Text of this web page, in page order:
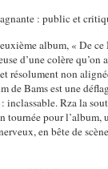
: public et
album, « De
d’une colère
résolument non
de Bams est une
inclassable. Rza la
tournée pour
en bête de